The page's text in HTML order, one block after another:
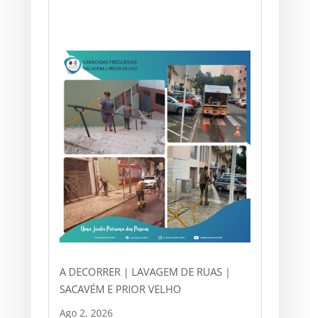
A DECORRER | LAVAGEM DE RUAS |
SACAVÉM E PRIOR VELHO
Ago 2, 2026